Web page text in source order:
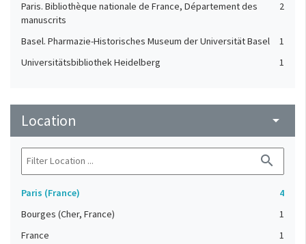
Paris. Bibliothèque nationale de France, Département des
manuscrits
2
Basel. Pharmazie-Historisches Museum der Universität Basel
1
Universitätsbibliothek Heidelberg
1
Location arrow_drop_down
search
Paris (France)
4
Bourges (Cher, France)
1
France
1